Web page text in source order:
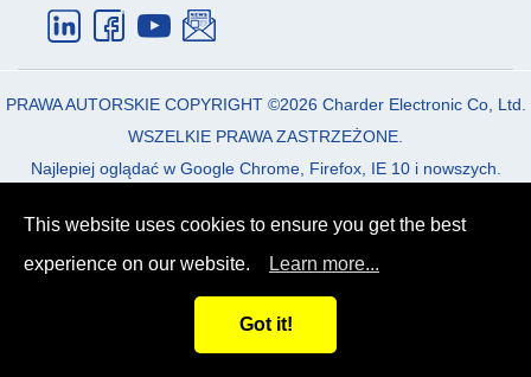
Telefon: 61 670 31 96
Telefon: +886-4-2406-3766
Adres:No. 103, Guozhong Rd., Dali Dist. Taichung City 41262
Taiwan (R.O.C)
PRAWA AUTORSKIE COPYRIGHT ©2026 Charder Electronic Co, Ltd.
WSZELKIE PRAWA ZASTRZEŻONE.
Najlepiej oglądać w Google Chrome, Firefox, IE 10 i nowszych.
This website uses cookies to ensure you get the best
experience on our website.
Learn more...
Got it!